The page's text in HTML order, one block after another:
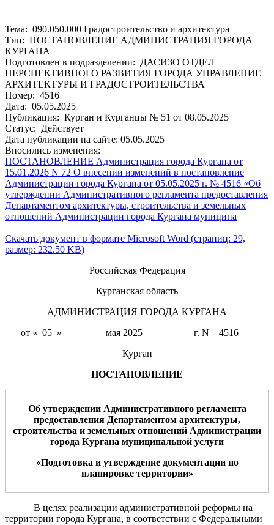
Тема: 090.050.000 Градостроительство и архитектура
Тип: ПОСТАНОВЛЕНИЕ АДМИНИСТРАЦИЯ ГОРОДА
КУРГАНА
Подготовлен в подразделении: ДАСИЗО ОТДЕЛ
ПЕРСПЕКТИВНОГО РАЗВИТИЯ ГОРОДА УПРАВЛЕНИЕ
АРХИТЕКТУРЫ И ГРАДОСТРОИТЕЛЬСТВА
Номер: 4516
Дата: 05.05.2025
Публикация: Курган и Курганцы № 51 от 08.05.2025
Статус: Действует
Дата публикации на сайте: 05.05.2025
Вносились изменения:
ПОСТАНОВЛЕНИЕ Администрация города Кургана от
15.01.2026 N 72 О внесении изменений в постановление
Администрации города Кургана от 05.05.2025 г. № 4516 «Об
утверждении Административного регламента предоставления
Департаментом архитектуры, строительства и земельных
отношений Администрации города Кургана муниципа
Скачать документ в формате Microsoft Word (страниц: 29,
размер: 232.50 KB)
Российская Федерация
Курганская область
АДМИНИСТРАЦИЯ ГОРОДА КУРГАНА
от «_05_»_________мая 2025__________ г. N__4516___
Курган
ПОСТАНОВЛЕНИЕ
Об утверждении Административного регламента
предоставления Департаментом архитектуры,
строительства и земельных отношений Администрации
города Кургана муниципальной услуги
«Подготовка и утверждение документации по
планировке территории»
В целях реализации административной реформы на
территории города Кургана, в соответствии с Федеральными